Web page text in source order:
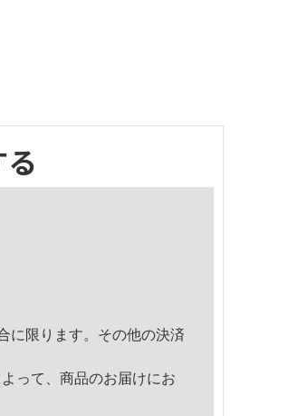
に限ります。その他の決済
って、商品のお届けにお